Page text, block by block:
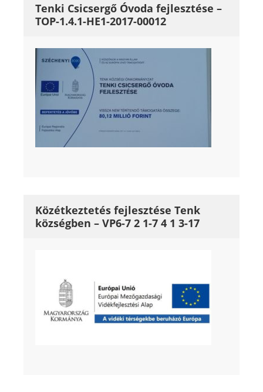
Tenki Csicsergő Óvoda fejlesztése –
TOP-1.4.1-HE1-2017-00012
Közétkeztetés fejlesztése Tenk
községben – VP6-7 2 1-7 4 1 3-17